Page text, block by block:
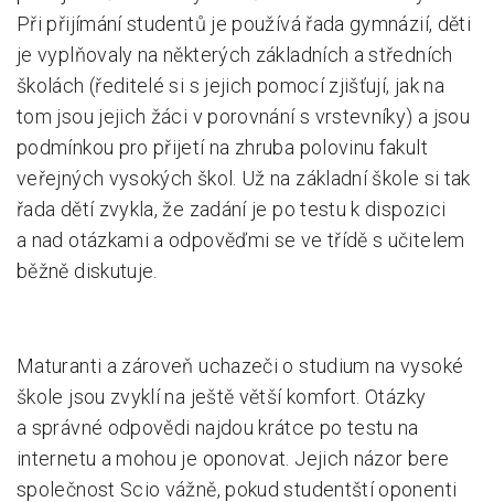
Při přijímání studentů je používá řada gymnázií, děti
je vyplňovaly na některých základních a středních
školách (ředitelé si s jejich pomocí zjišťují, jak na
tom jsou jejich žáci v porovnání s vrstevníky) a jsou
podmínkou pro přijetí na zhruba polovinu fakult
veřejných vysokých škol. Už na základní škole si tak
řada dětí zvykla, že zadání je po testu k dispozici
a nad otázkami a odpověďmi se ve třídě s učitelem
běžně diskutuje.
Maturanti a zároveň uchazeči o studium na vysoké
škole jsou zvyklí na ještě větší komfort. Otázky
a správné odpovědi najdou krátce po testu na
internetu a mohou je oponovat. Jejich názor bere
společnost Scio vážně, pokud studentští oponenti